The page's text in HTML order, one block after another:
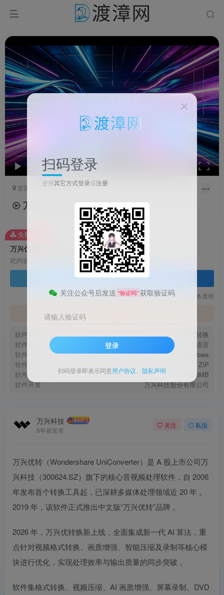
0:00/00:08
首页 软件 剪辑软件 正文
万兴优转Windows专业版
万兴优转Windows专业版
此内容为免费资源，请登录后查看
登录查看
技术支持 安装调试 服务透明
软件类型
格式转换
软件语言
多语言
软件平台
Windows
软件格式
ZIP
软件大小
468.8MB
软件开发
万兴科技股份有限公司
免费资源
万兴科技
6年前发布
关注 私信
万兴优转（Wondershare UniConverter）是 A 股上市公司万
兴科技（300624.SZ）旗下的核心音视频处理软件，自 2006
年发布首个转换工具起，已深耕多媒体处理领域近 20 年 。
2019 年，该软件正式推出中文版“万兴优转”品牌 。
2026 年，万兴优转焕新上线，全面集成新一代 AI 算法，重
点针对视频格式转换、画质增强、智能压缩及录制等核心模
块进行优化，实现处理效率与输出质量的同步突破 。
软件集格式转换、视频压缩、AI 画质增强、屏幕录制、DVD
扫码登录
使用其它方式登录或注册
关注公众号后发送 “验证码” 获取验证码
请输入验证码
登录
扫码登录即表示同意用户协议 隐私声明